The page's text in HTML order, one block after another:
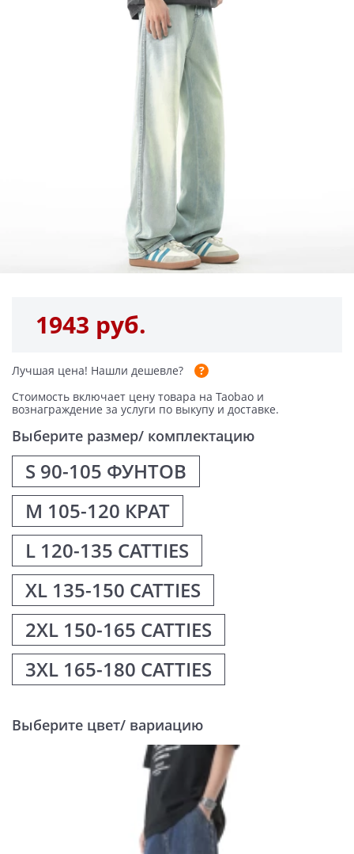
1943 руб.
Лучшая цена! Нашли дешевле?
Стоимость включает цену товара на Taobao и
вознаграждение за услуги по выкупу и доставке.
Выберите размер/ комплектацию
S 90-105 ФУНТОВ
М 105-120 КРАТ
L 120-135 CATTIES
XL 135-150 CATTIES
2XL 150-165 CATTIES
3XL 165-180 CATTIES
Выберите цвет/ вариацию